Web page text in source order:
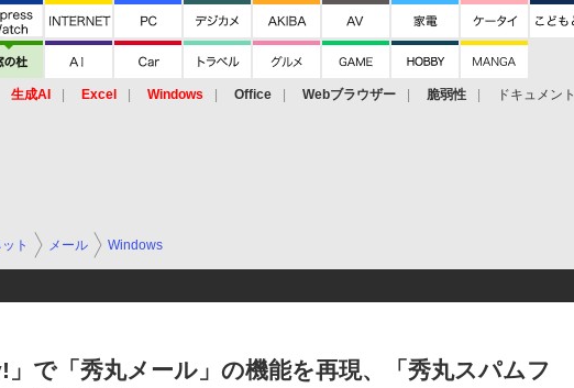
生成AI Excel Windows Office Webブラウザー 脆弱性 ドキュメント
ト メール Windows
」で「秀丸メール」の機能を再現、「秀丸スパムフ